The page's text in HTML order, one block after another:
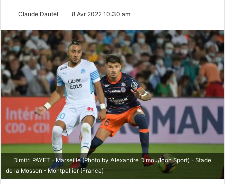
Claude Dautel 8 Avr 2022 10:30 am
Dimitri PAYET - Marseille (Photo by Alexandre Dimou/Icon Sport) - Stade
de la Mosson - Montpellier (France)